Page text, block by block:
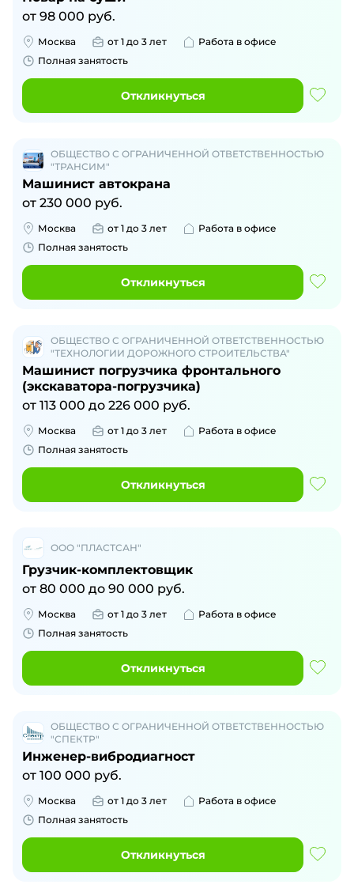
от 98 000 руб.
Москва от 1 до 3 лет
Работа в офисе
Полная занятость
Откликнуться
ОБЩЕСТВО С ОГРАНИЧЕННОЙ ОТВЕТСТВЕННОСТЬЮ
"ТРАНСИМ"
Машинист автокрана
от 230 000 руб.
Москва от 1 до 3 лет
Работа в офисе
Полная занятость
Откликнуться
ОБЩЕСТВО С ОГРАНИЧЕННОЙ ОТВЕТСТВЕННОСТЬЮ
"ТЕХНОЛОГИИ ДОРОЖНОГО СТРОИТЕЛЬСТВА"
Машинист погрузчика фронтального
(экскаватора-погрузчика)
от 113 000 до 226 000 руб.
Москва от 1 до 3 лет
Работа в офисе
Полная занятость
Откликнуться
ООО "ПЛАСТСАН"
Грузчик-комплектовщик
от 80 000 до 90 000 руб.
Москва от 1 до 3 лет
Работа в офисе
Полная занятость
Откликнуться
ОБЩЕСТВО С ОГРАНИЧЕННОЙ ОТВЕТСТВЕННОСТЬЮ
"СПЕКТР"
Инженер-вибродиагност
от 100 000 руб.
Москва от 1 до 3 лет
Работа в офисе
Полная занятость
Откликнуться